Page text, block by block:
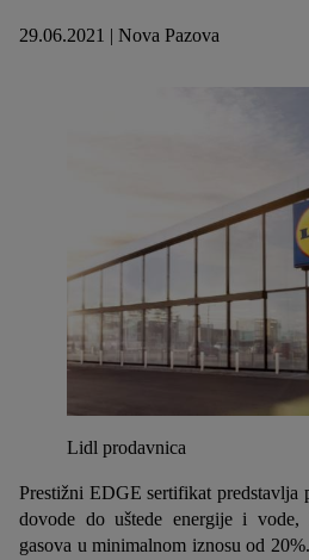
29.06.2021 | Nova Pazova
Lidl prodavnica
Prestižni EDGE sertifikat predstavlja
dovode do uštede energije i vode,
gasova u minimalnom iznosu od